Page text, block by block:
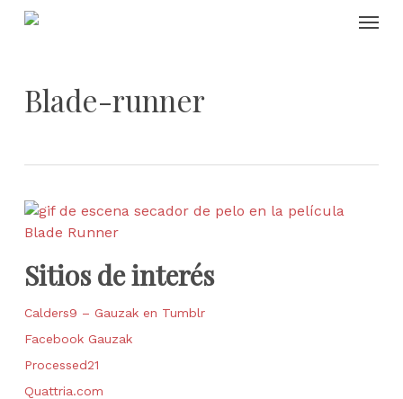
Skip
Blade-runner
Sitios de interés
Calders9 – Gauzak en Tumblr
Facebook Gauzak
Processed21
Quattria.com